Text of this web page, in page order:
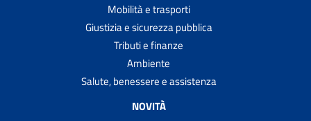
Mobilità e trasporti
Giustizia e sicurezza pubblica
Tributi e finanze
Ambiente
Salute, benessere e assistenza
NOVITÀ